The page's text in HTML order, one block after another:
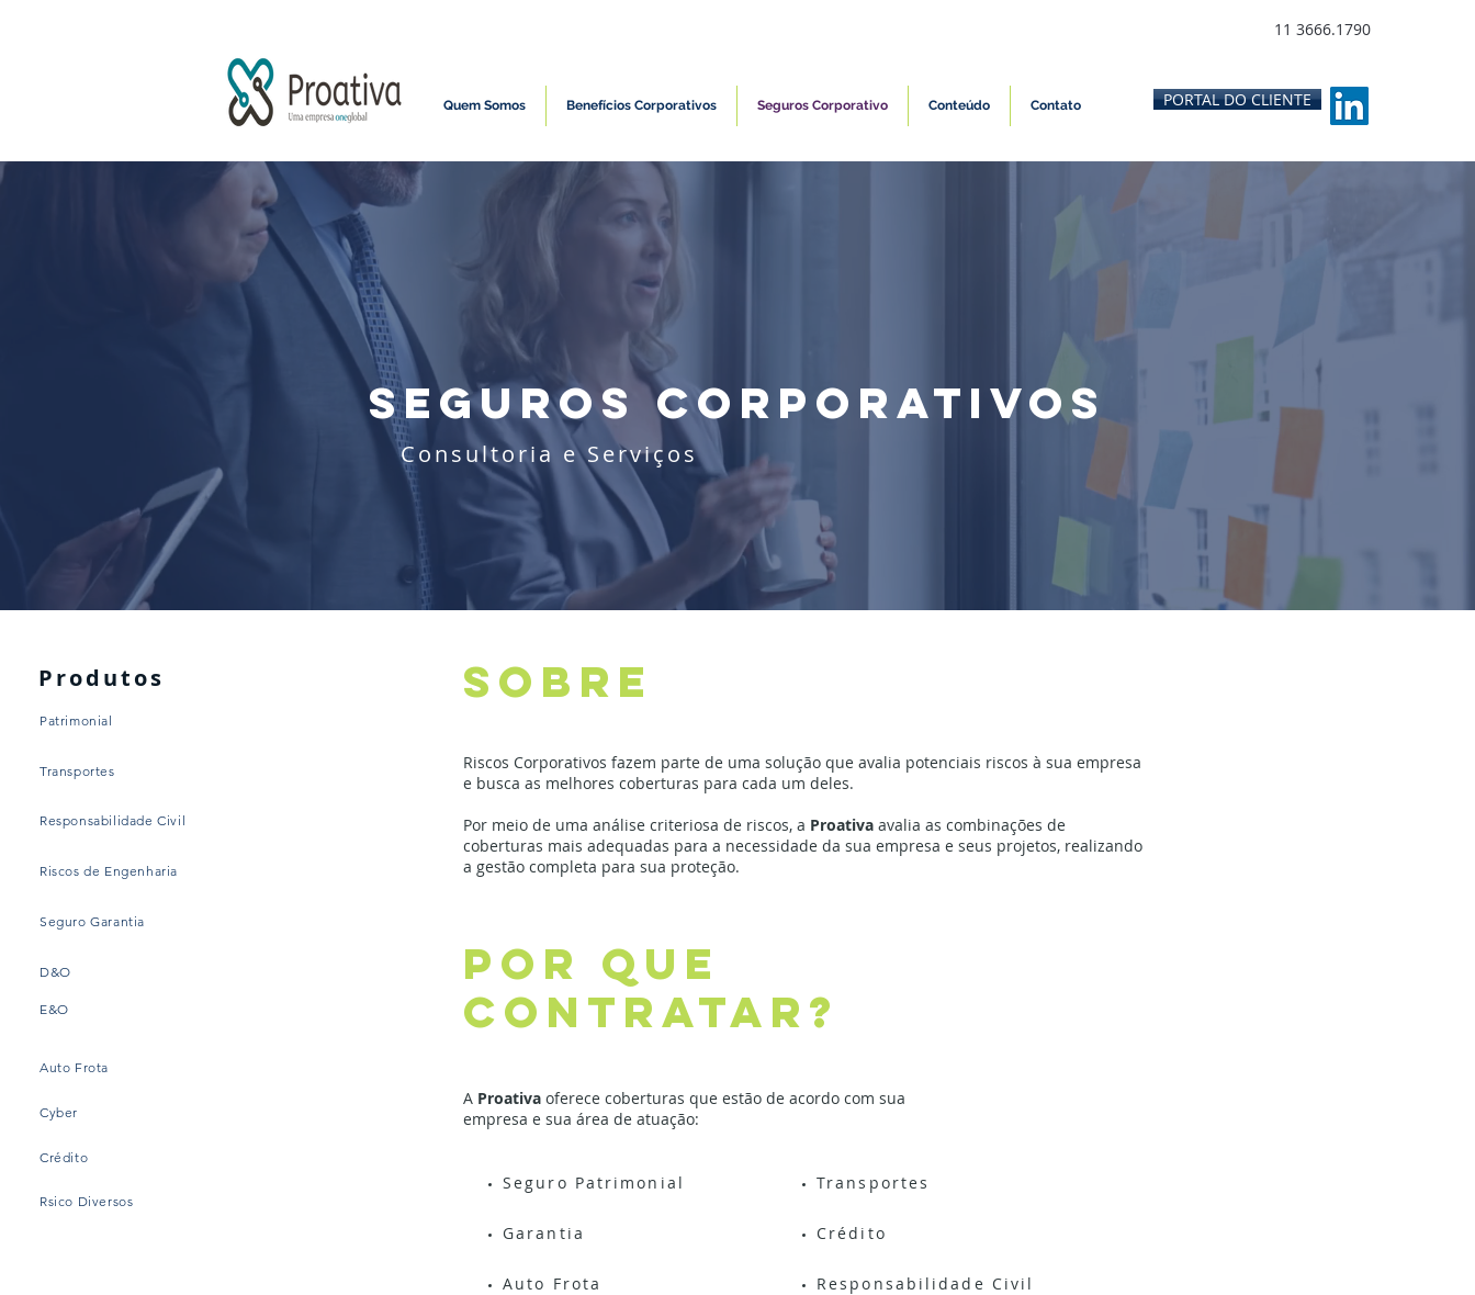
11 3666.1790
Quem Somos Benefícios Corporativos Seguros Corporativo Conteúdo Contato PORTAL DO CLIENTE
SEGUROS CORPORATIVOS
Consultoria e Serviços
Produtos
Patrimonial
Transportes
Responsabilidade Civil
Riscos de Engenharia
Seguro Garantia
D&O
Auto Frota
Cyber
Crédito
Rsico Diversos
E&O
SOBRE
Riscos Corporativos fazem parte de uma solução que avalia potenciais riscos à sua empresa
e busca as melhores coberturas para cada um deles.
Por meio de uma análise criteriosa de riscos, a Proativa avalia as combinações de
coberturas mais adequadas para a necessidade da sua empresa e seus projetos, realizando
a gestão completa para sua proteção.
Por que
contratar?
A Proativa oferece coberturas que estão de acordo com sua
empresa e sua área de atuação:
Seguro Patrimonial
Garantia
Auto Frota
Transportes
Crédito
Responsabilidade Civil